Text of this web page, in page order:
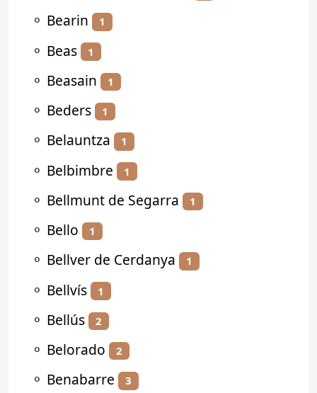
⚬ Bearin 1
⚬ Beas 1
⚬ Beasain 1
⚬ Beders 1
⚬ Belauntza 1
⚬ Belbimbre 1
⚬ Bellmunt de Segarra 1
⚬ Bello 1
⚬ Bellver de Cerdanya 1
⚬ Bellvís 1
⚬ Bellús 2
⚬ Belorado 2
⚬ Benabarre 3